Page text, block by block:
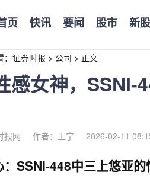
页 快讯 要闻 股市 新股
证券时报 > 公司 > 正文
感女神，SSNI-
报网 作者：王宁 2026-02-11
：SSNI-448中三上悠亚的